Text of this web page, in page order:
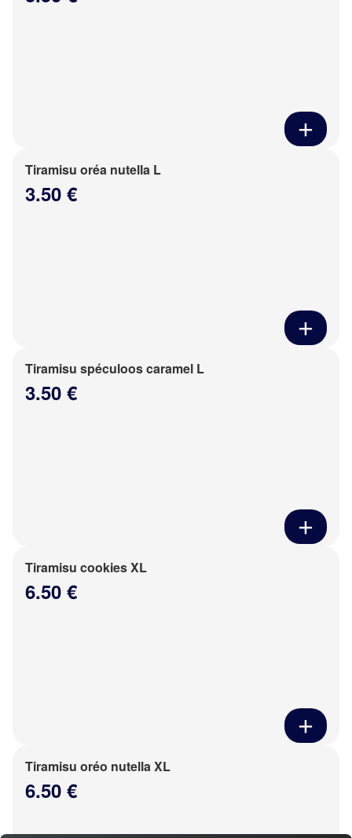
Tiramisu oréa nutella L
3.50 €
Tiramisu spéculoos caramel L
3.50 €
Tiramisu cookies XL
6.50 €
Tiramisu oréo nutella XL
6.50 €